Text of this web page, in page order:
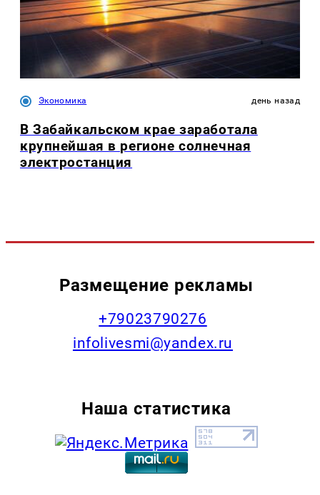
Экономика день назад
В Забайкальском крае заработала
крупнейшая в регионе солнечная
электростанция
Размещение рекламы
+79023790276
infolivesmi@yandex.ru
Наша статистика